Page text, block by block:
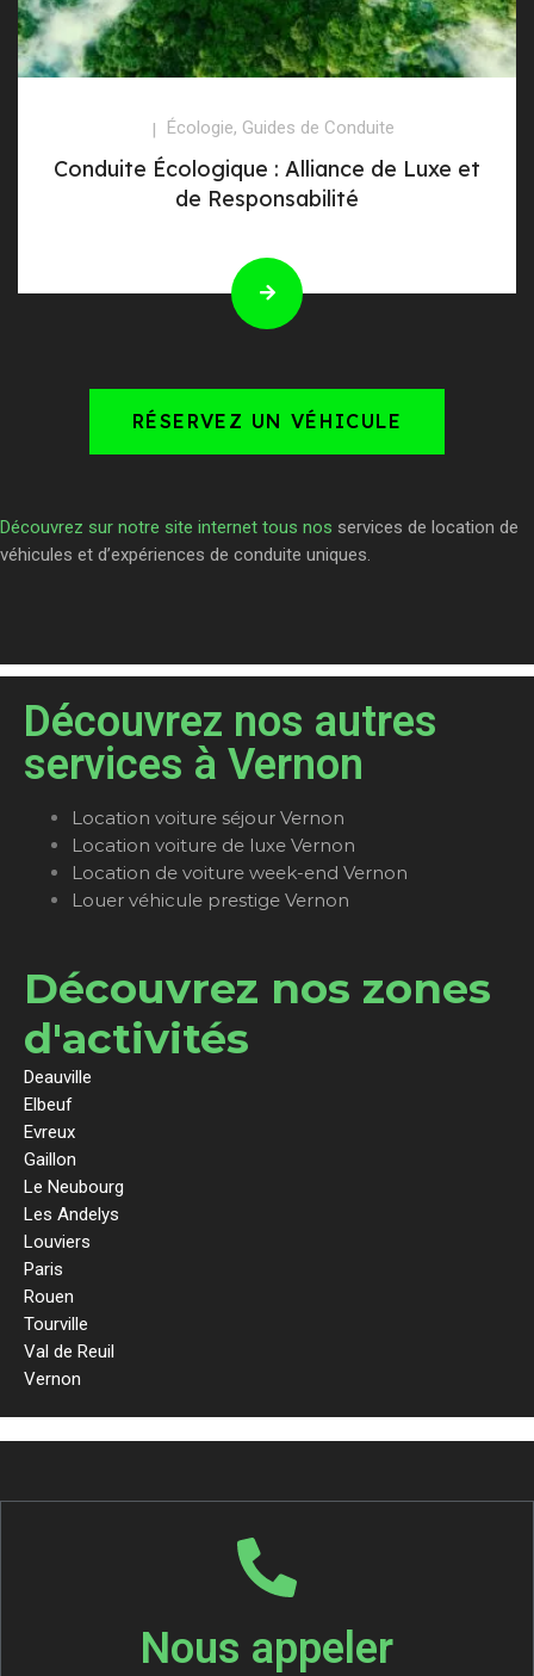
Écologie, Guides de Conduite
Conduite Écologique : Alliance de Luxe et
de Responsabilité
RÉSERVEZ UN VÉHICULE
Découvrez sur notre site internet tous nos services de location de
véhicules et d’expériences de conduite uniques.
Découvrez nos autres
services à Vernon
Location voiture séjour Vernon
Location voiture de luxe Vernon
Location de voiture week-end Vernon
Louer véhicule prestige Vernon
Découvrez nos zones
d'activités
Deauville
Elbeuf
Evreux
Gaillon
Le Neubourg
Les Andelys
Louviers
Paris
Rouen
Tourville
Val de Reuil
Vernon
Nous appeler